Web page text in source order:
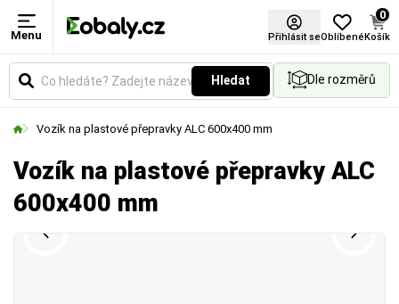
Menu Přihlásit seOblíbené
0
Košík
Hledat Dle rozměrů
Vozík na plastové přepravky ALC 600x400 mm
Vozík na plastové přepravky ALC
600x400 mm